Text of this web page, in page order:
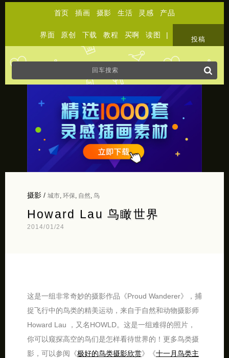
首页 插画 摄影 生活 灵感 产品
界面 原创 下载 教程 买啊 读图 |
投稿
摄影/ 城市, 环保 自然, 鸟
Howard Lau 鸟瞰世界
2014/01/24
这是一组非常奇妙的摄影作品《Proud Wanderer》，捕
捉飞行中的鸟类的精美运动，来自于自然和动物摄影师
Howard Lau ，又名HOWLD。这是一组难得的照片，
你可以窥探高空的鸟们是怎样看待世界的！更多鸟类摄
影，可以参阅《极好的鸟类摄影欣赏》《十一月鸟类主